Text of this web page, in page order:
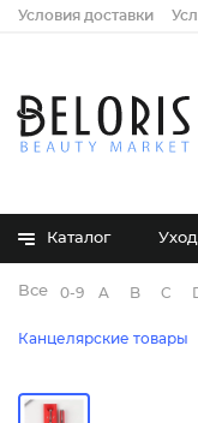
Условия доставки
Каталог Уход
Все бренды
0-9 A B C
Канцелярские товары